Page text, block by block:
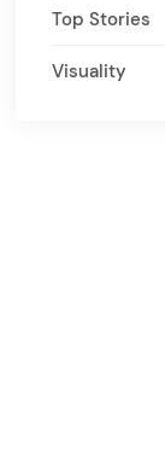
Top Stories
Visuality